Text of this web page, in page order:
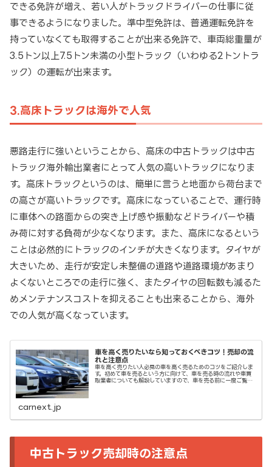
できる免許が増え、若い人がトラックドライバーの仕事に従
事できるようになりました。準中型免許は、普通運転免許を
持っていなくても取得することが出来る免許で、車両総重量が
3.5トン以上7.5トン未満の小型トラック（いわゆる2トントラ
ック）の運転が出来ます。
3.高床トラックは海外で人気
悪路走行に強いということから、高床の中古トラックは中古
トラック海外輸出業者にとって人気の高いトラックになりま
す。高床トラックというのは、簡単に言うと地面から荷台まで
の高さが高いトラックです。高床になっていることで、運行時
に車体への路面からの突き上げ感や振動などドライバーや積
み荷に対する負荷が少なくなります。また、高床になるという
ことは必然的にトラックのインチが大きくなります。タイヤが
大きいため、走行が安定し未整備の道路や道路環境があまり
よくないところでの走行に強く、またタイヤの回転数も減るた
めメンテナンスコストを抑えることも出来ることから、海外
での人気が高くなっています。
車を高く売りたいなら知っておくべきコツ！売却の流
れと注意点
車を高く売りたい人必見の車を高く売るためのコツをご紹介しま
す。初めて車を売るという方に向けて、車を売る時の流れや車買
取業者についても解説していますので、車を売る前に一度ご覧く
carnext.jp
中古トラック売却時の注意点